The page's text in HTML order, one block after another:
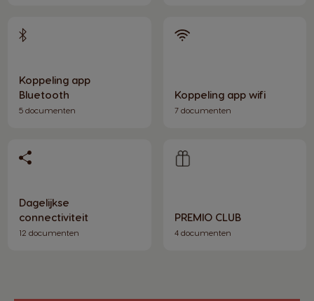
Koppeling app
Bluetooth
5 documenten
Koppeling app wifi
7 documenten
Dagelijkse
connectiviteit
12 documenten
PREMIO CLUB
4 documenten